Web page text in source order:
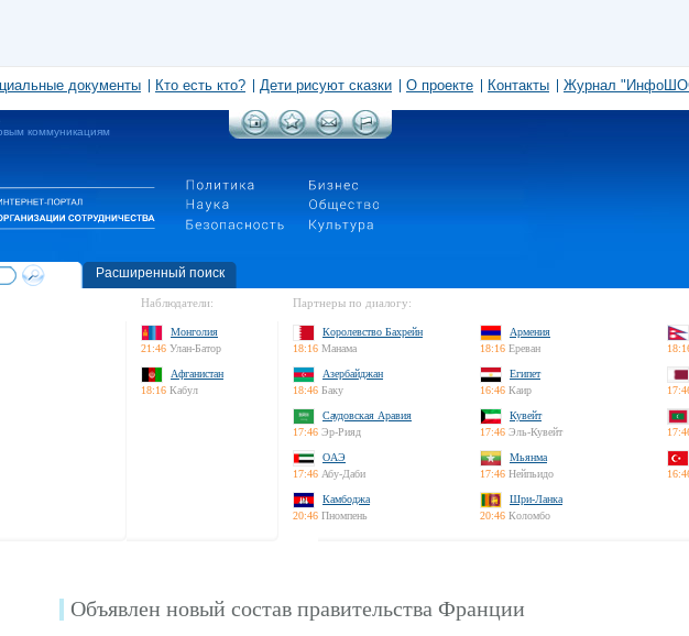
документы Кто есть кто? Дети рисуют сказки О проекте Контакты Журнал
коммуникациям
Расширенный поиск
Наблюдатели:
Монголия
21:46 Улан-Батор
Афганистан
18:16 Кабул
Партнеры по диалогу:
Королевство Бахрейн
18:16 Манама
Армения
18:16 Ереван
Азербайджан
18:46 Баку
Египет
16:46 Каир
Саудовская Аравия
17:46 Эр-Рияд
Кувейт
17:46 Эль-Кувейт
ОАЭ
17:46 Абу-Даби
Мьянма
17:46 Нейпьидо
Камбоджа
20:46 Пномпень
Шри-Ланка
20:46 Коломбо
Объявлен новый состав правительства Франции